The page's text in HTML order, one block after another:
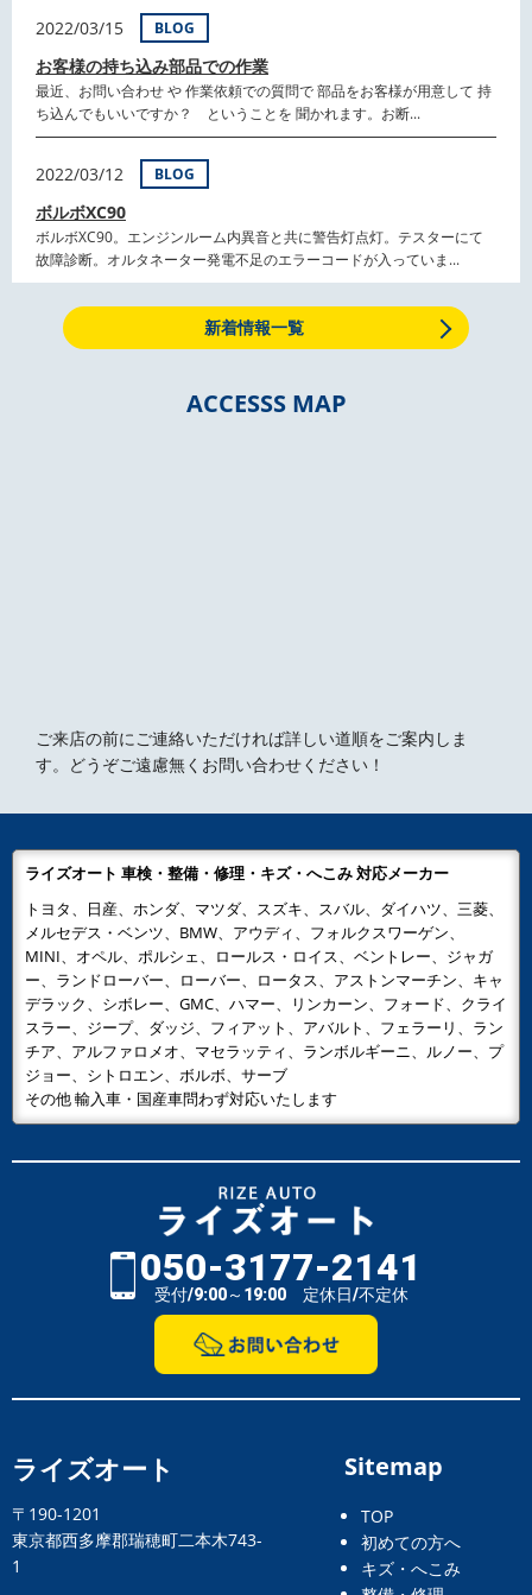
2022/03/15 BLOG
お客様の持ち込み部品での作業
最近、お問い合わせ や 作業依頼での質問で 部品をお客様が用意して 持
ち込んでもいいですか？ ということを 聞かれます。お断...
2022/03/12 BLOG
ボルボXC90
ボルボXC90。エンジンルーム内異音と共に警告灯点灯。テスターにて
故障診断。オルタネーター発電不足のエラーコードが入っていま...
新着情報一覧
ACCESSS MAP
ご来店の前にご連絡いただければ詳しい道順をご案内しま
す。どうぞご遠慮無くお問い合わせください！
ライズオート 車検・整備・修理・キズ・へこみ 対応メーカー
トヨタ、日産、ホンダ、マツダ、スズキ、スバル、ダイハツ、三菱、
メルセデス・ベンツ、BMW、アウディ、フォルクスワーゲン、
MINI、オペル、ポルシェ、ロールス・ロイス、ベントレー、ジャガ
ー、ランドローバー、ローバー、ロータス、アストンマーチン、キャ
デラック、シボレー、GMC、ハマー、リンカーン、フォード、クライ
スラー、ジープ、ダッジ、フィアット、アバルト、フェラーリ、ラン
チア、アルファロメオ、マセラッティ、ランボルギーニ、ルノー、プ
ジョー、シトロエン、ボルボ、サーブ
その他 輸入車・国産車問わず対応いたします
050-3177-2141
受付/9:00～19:00 定休日/不定休
ライズオート
〒190-1201
東京都西多摩郡瑞穂町二本木743-
1
Sitemap
TOP
初めての方へ
キズ・へこみ